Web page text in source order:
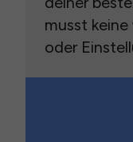
musst
oder